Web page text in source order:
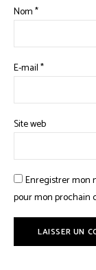
Nom*
E-mail*
Site web
Enregistrer mon
pour mon prochain